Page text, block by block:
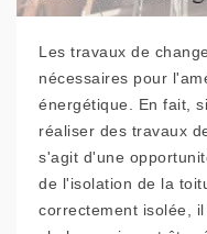
Les travaux de
nécessaires pour
énergétique. En fait,
réaliser des travaux
s'agit d'une
de l'isolation de la
correctement isolée,